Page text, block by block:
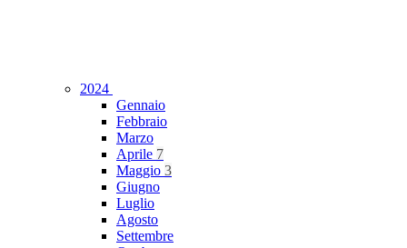
2024
Gennaio
Febbraio
Marzo
Aprile 7
Maggio 3
Giugno
Luglio
Agosto
Settembre